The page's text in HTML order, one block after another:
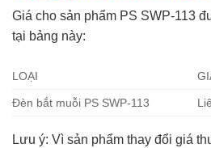
Giá cho sản phẩm PS SWP-113
tại bảng này:
LOẠI
Đèn bắt muỗi PS SWP-113
Lưu ý: Vì sản phẩm thay đổi giá